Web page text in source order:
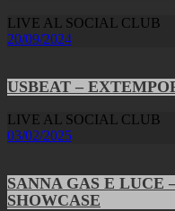
LIVE AL SOCIAL CLUB
20/09/2024
USBEAT –
LIVE AL SOCIAL CLUB
03/02/2025
SANNA GAS E LUCE
SHOWCASE